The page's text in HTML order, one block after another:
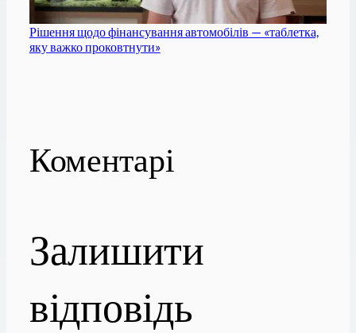
Рішення щодо фінансування автомобілів — «таблетка,
яку важко проковтнути»
Коментарі
Залишити
відповідь